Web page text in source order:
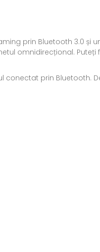
prin Bluetooth 3.0 și
omnidirecțional.
prin Bluetooth.